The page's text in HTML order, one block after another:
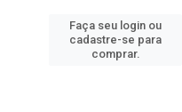
Faça seu login ou
cadastre-se para
comprar.